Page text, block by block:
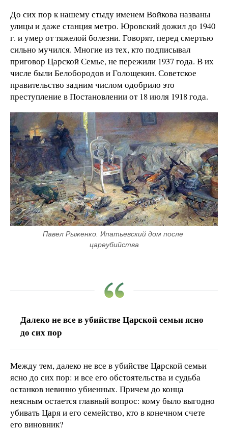
До сих пор к нашему стыду именем Войкова названы
улицы и даже станция метро. Юровский дожил до 1940
г. и умер от тяжелой болезни. Говорят, перед смертью
сильно мучился. Многие из тех, кто подписывал
приговор Царской Семье, не пережили 1937 года. В их
числе были Белобородов и Голощекин. Советское
правительство задним числом одобрило это
преступление в Постановлении от 18 июля 1918 года.
Павел Рыженко. Ипатьевский дом после
цареубийства
Далеко не все в убийстве Царской семьи ясно
до сих пор
Между тем, далеко не все в убийстве Царской семьи
ясно до сих пор: и все его обстоятельства и судьба
останков невинно убиенных. Причем до конца
неясным остается главный вопрос: кому было выгодно
убивать Царя и его семейство, кто в конечном счете
его виновник?